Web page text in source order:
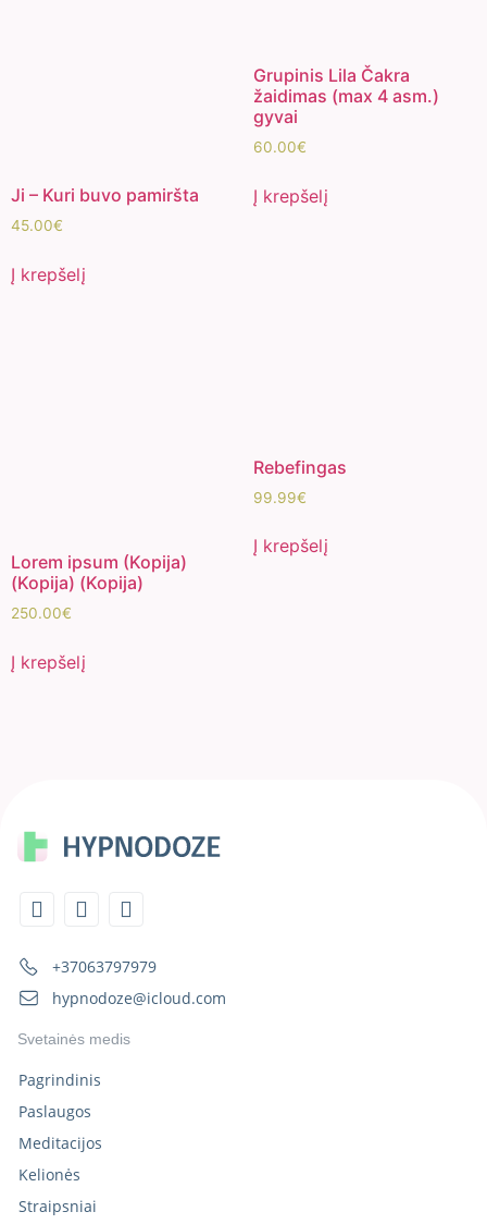
Ji – Kuri buvo pamiršta
45.00€
Į krepšelį
Grupinis Lila Čakra
žaidimas (max 4 asm.)
gyvai
60.00€
Į krepšelį
Lorem ipsum (Kopija)
(Kopija) (Kopija)
250.00€
Į krepšelį
Rebefingas
99.99€
Į krepšelį
+37063797979
hypnodoze@icloud.com
Svetainės medis
Pagrindinis
Paslaugos
Meditacijos
Kelionės
Straipsniai